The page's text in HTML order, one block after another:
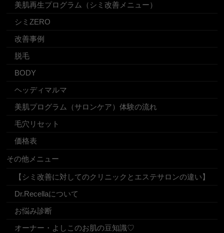
美肌再生プログラム（シミ改善メニュー）
シミZERO
改善事例
脱毛
BODY
ヘッディマルマ
美肌プログラム（サロンケア）体験の流れ
毛穴リセット
価格表
その他メニュー
【シミ改善に対してのクリニックとエステサロンの違い】
Dr.Recellaについて
お悩み診断
オーナー・よしこのお肌の豆知識♡